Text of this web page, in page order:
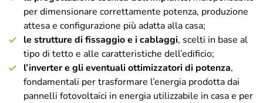
per dimensionare correttamente potenza, produzione
attesa e configurazione più adatta alla casa;
le strutture di fissaggio e i cablaggi, scelti in base al
tipo di tetto e alle caratteristiche dell’edificio;
l’inverter e gli eventuali ottimizzatori di potenza,
fondamentali per trasformare l’energia prodotta dai
pannelli fotovoltaici in energia utilizzabile in casa e per